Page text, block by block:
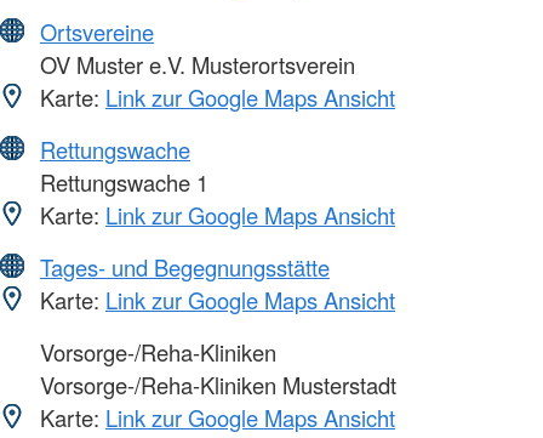
Ortsvereine
OV Muster e.V. Musterortsverein
Karte: Link zur Google Maps Ansicht
Rettungswache
Rettungswache 1
Karte: Link zur Google Maps Ansicht
Tages- und Begegnungsstätte
Karte: Link zur Google Maps Ansicht
Vorsorge-/Reha-Kliniken
Vorsorge-/Reha-Kliniken Musterstadt
Karte: Link zur Google Maps Ansicht